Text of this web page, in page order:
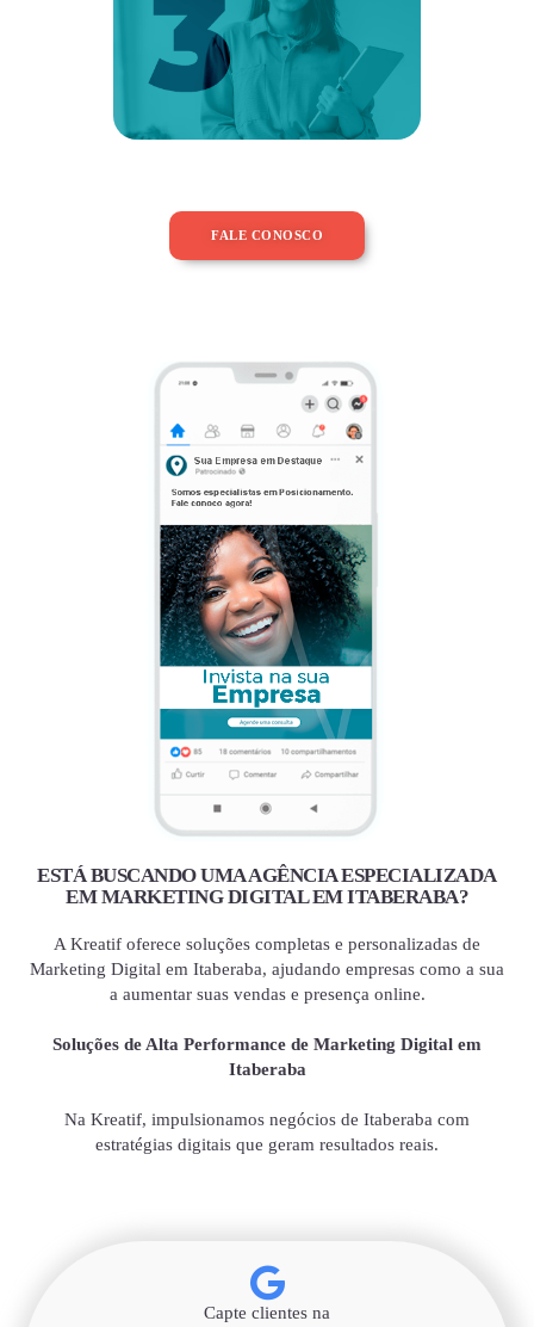
FALE CONOSCO
ESTÁ BUSCANDO UMA AGÊNCIA ESPECIALIZADA
EM MARKETING DIGITAL EM ITABERABA?
A Kreatif oferece soluções completas e personalizadas de
Marketing Digital em Itaberaba, ajudando empresas como a sua
a aumentar suas vendas e presença online.
Soluções de Alta Performance de Marketing Digital em
Itaberaba
Na Kreatif, impulsionamos negócios de Itaberaba com
estratégias digitais que geram resultados reais.
Capte clientes na